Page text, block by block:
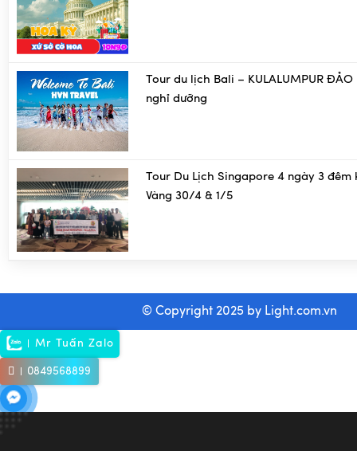
Tour du lịch Bali – KULALUMPUR ĐẢO
nghỉ dưỡng
Tour Du Lịch Singapore 4 ngày 3 đêm
Vàng 30/4 & 1/5
© Copyright 2025 by Light.com.vn
Mr Tuấn Zalo
0849568899